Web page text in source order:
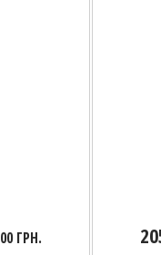
00 ГРН.